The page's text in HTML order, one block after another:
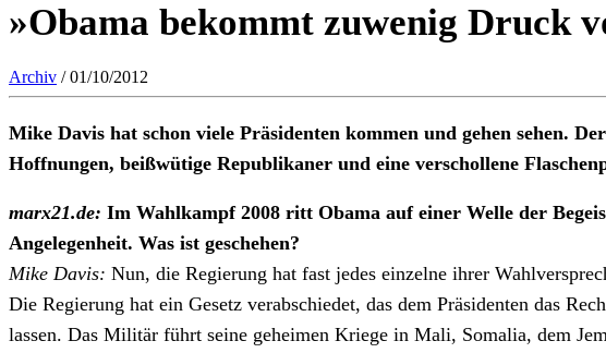
»Obama bekommt zuwenig Druck
Archiv / 01/10/2012
Mike Davis hat schon viele Präsidenten kommen und gehen sehen.
Hoffnungen, beißwütige Republikaner und eine verschollene
marx21.de: Im Wahlkampf 2008 ritt Obama auf einer Welle der
Angelegenheit. Was ist geschehen?
Mike Davis: Nun, die Regierung hat fast jedes einzelne ihrer
Die Regierung hat ein Gesetz verabschiedet, das dem Präsidenten das
lassen. Das Militär führt seine geheimen Kriege in Mali, Somalia, dem